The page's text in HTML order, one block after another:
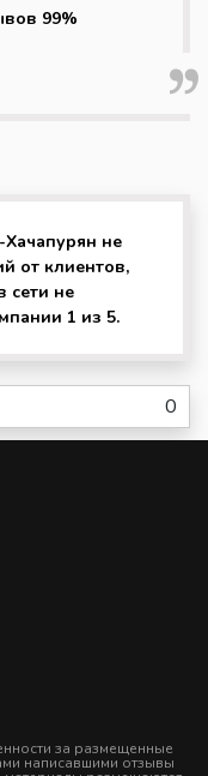
99%
не
от клиентов,
сети не
1 из 5.
0
за размещенные
написавшими отзывы